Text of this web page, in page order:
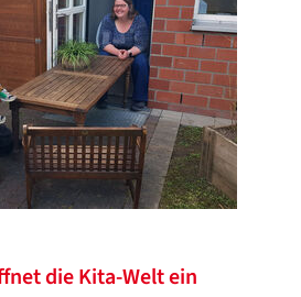
die Kita-Welt ein